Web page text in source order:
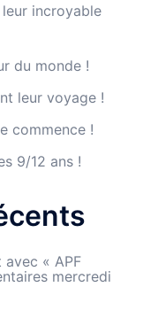
leur incroyable
du monde !
leur voyage !
commence !
9/12 ans !
avec « APF
mercredi